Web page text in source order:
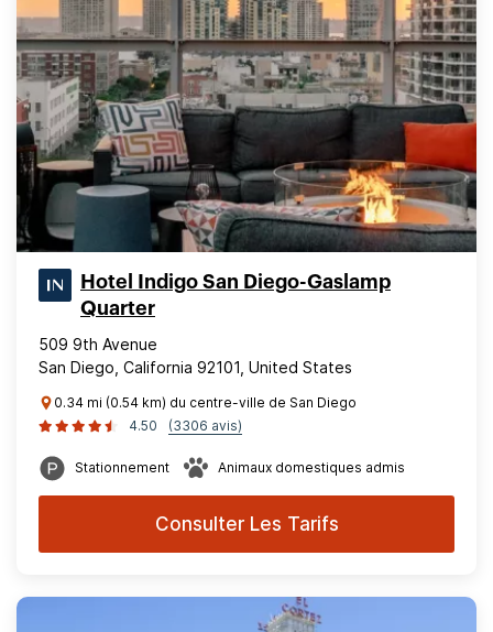
Hotel Indigo San Diego-Gaslamp
Quarter
509 9th Avenue
San Diego, California 92101, United States
0.34 mi (0.54 km) du centre-ville de San Diego
4.50
(3306 avis)
Stationnement Animaux domestiques admis
Consulter Les Tarifs